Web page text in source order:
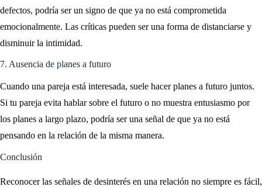
defectos, podría ser un signo de que ya no está comprometida
emocionalmente. Las críticas pueden ser una forma de distanciarse y
disminuir la intimidad.
7. Ausencia de planes a futuro
Cuando una pareja está interesada, suele hacer planes a futuro juntos.
Si tu pareja evita hablar sobre el futuro o no muestra entusiasmo por
los planes a largo plazo, podría ser una señal de que ya no está
pensando en la relación de la misma manera.
Conclusión
Reconocer las señales de desinterés en una relación no siempre es fácil,